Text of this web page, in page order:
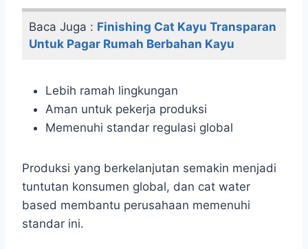
Baca Juga : Finishing Cat Kayu Transparan
Untuk Pagar Rumah Berbahan Kayu
Lebih ramah lingkungan
Aman untuk pekerja produksi
Memenuhi standar regulasi global
Produksi yang berkelanjutan semakin menjadi
tuntutan konsumen global, dan cat water
based membantu perusahaan memenuhi
standar ini.